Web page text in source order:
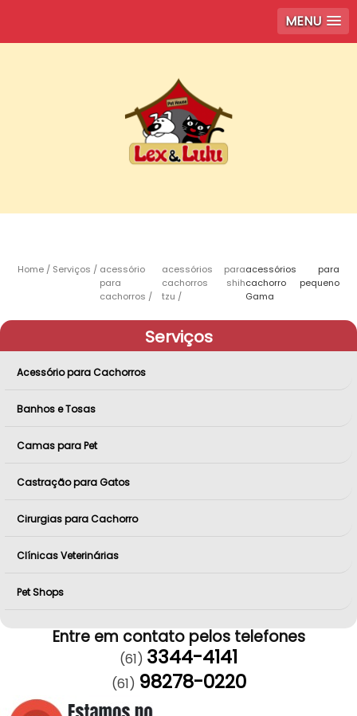
MENU
Home Serviços
acessório
para
cachorros
acessórios para
cachorros shih
tzu
acessórios para
cachorro pequeno
Gama
Serviços
Acessório para Cachorros
Banhos e Tosas
Camas para Pet
Castração para Gatos
Cirurgias para Cachorro
Clínicas Veterinárias
Pet Shops
Entre em contato pelos telefones
(61) 3344-4141
(61) 98278-0220